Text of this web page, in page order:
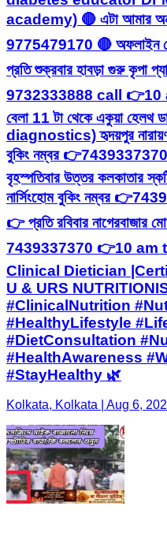
academy) 🔴 এটা আমার
9775479170 🔴 অফলাইন
প্রতি শুক্রবার হাবড়া গুরু কৃপা
9732333888 call 👉10
বেলা 11 টা থেকে একুয়া
diagnostics) হৃদয়পুর
বুকিং নম্বর
বৃহস্পতিবার উত্তর কলকাতার
নার্সিংহোম বুকিং নম্বর
👉 প্রতি রবিবার নাগেরবাজার
7439337370 👉10 am to
Clinical Dietician
U & URS
#ClinicalNutrition
#HealthyLifestyle
#DietConsultation
#HealthAwareness
#StayHealthy 🌿
Kolkata, Kolkata | Aug 6,